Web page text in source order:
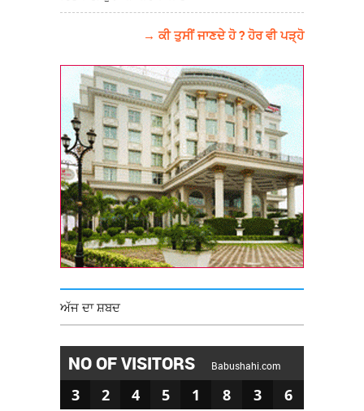
→ ਕੀ ਤੁਸੀਂ ਜਾਣਦੇ ਹੋ ? ਹੋਰ ਵੀ ਪੜ੍ਹੋ
ਅੱਜ ਦਾ ਸ਼ਬਦ
NO OF VISITORS Babushahi.com
3 2 4 5 1 8 3 6